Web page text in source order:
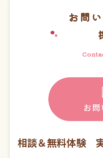
お問
お
相談＆無料体験